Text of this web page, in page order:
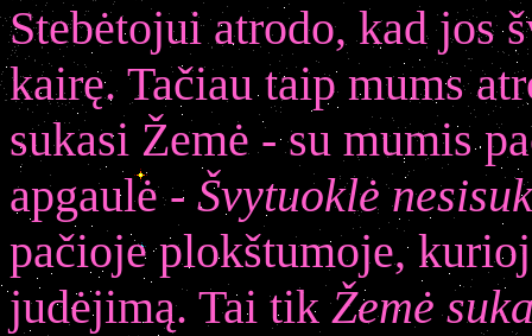
Stebėtojui atrodo, kad jos
kairę. Tačiau taip mums
sukasi Žemė - su mumis
apgaulė - Švytuoklė
pačioje plokštumoje,
judėjimą. Tai tikŽemė